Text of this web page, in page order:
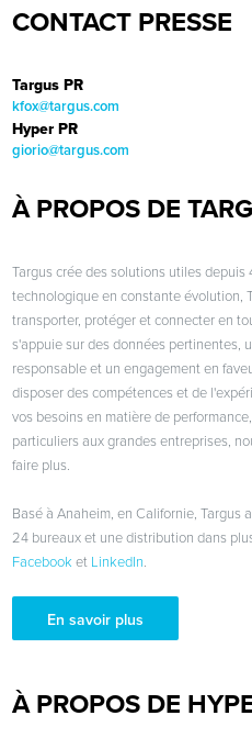
CONTACT PRESSE
Targus PR
kfox@targus.com
Hyper PR
giorio@targus.com
À PROPOS DE
Targus crée des solutions utiles depuis
technologique en constante évolution,
transporter, protéger et connecter en
s'appuie sur des données pertinentes,
responsable et un engagement en
disposer des compétences et de
vos besoins en matière de
particuliers aux grandes entreprises,
faire plus.
Basé à Anaheim, en Californie, Targus
24 bureaux et une distribution dans
Facebook et LinkedIn.
En savoir plus
À PROPOS DE